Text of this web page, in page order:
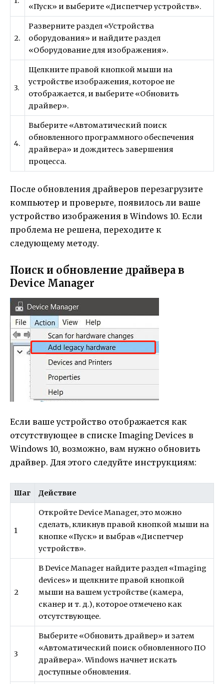
«Пуск» и выберите «Диспетчер устройств».
2.
Разверните раздел «Устройства
оборудования» и найдите раздел
«Оборудование для изображения».
3.
Щелкните правой кнопкой мыши на
устройстве изображения, которое не
отображается, и выберите «Обновить
драйвер».
4.
Выберите «Автоматический поиск
обновленного программного обеспечения
драйвера» и дождитесь завершения
процесса.
После обновления драйверов перезагрузите
компьютер и проверьте, появилось ли ваше
устройство изображения в Windows 10. Если
проблема не решена, переходите к
следующему методу.
Поиск и обновление драйвера в
Device Manager
Если ваше устройство отображается как
отсутствующее в списке Imaging Devices в
Windows 10, возможно, вам нужно обновить
драйвер. Для этого следуйте инструкциям:
Шаг Действие
1
Откройте Device Manager, это можно
сделать, кликнув правой кнопкой мыши на
кнопке «Пуск» и выбрав «Диспетчер
устройств».
2
В Device Manager найдите раздел «Imaging
devices» и щелкните правой кнопкой
мыши на вашем устройстве (камера,
сканер и т. д.), которое отмечено как
отсутствующее.
3
Выберите «Обновить драйвер» и затем
«Автоматический поиск обновленного ПО
драйвера». Windows начнет искать
доступные обновления.